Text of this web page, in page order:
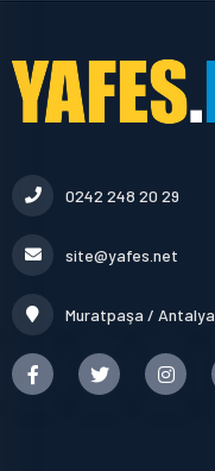
0242 248 20 29
site@yafes.net
Muratpaşa / Antalya